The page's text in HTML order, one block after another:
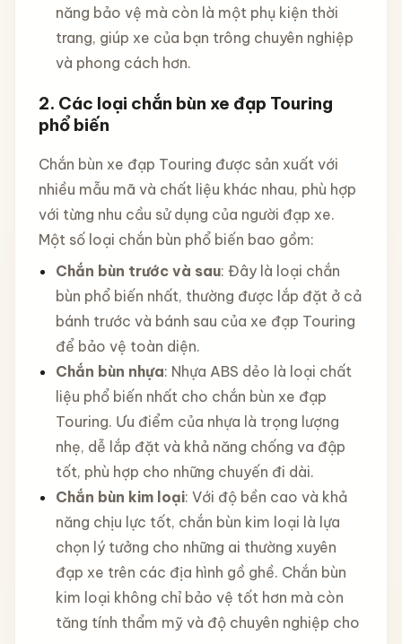
năng bảo vệ mà còn là một phụ kiện thời
trang, giúp xe của bạn trông chuyên nghiệp
và phong cách hơn.
2. Các loại chắn bùn xe đạp Touring
phổ biến
Chắn bùn xe đạp Touring được sản xuất với
nhiều mẫu mã và chất liệu khác nhau, phù hợp
với từng nhu cầu sử dụng của người đạp xe.
Một số loại chắn bùn phổ biến bao gồm:
Chắn bùn trước và sau: Đây là loại chắn
bùn phổ biến nhất, thường được lắp đặt ở cả
bánh trước và bánh sau của xe đạp Touring
để bảo vệ toàn diện.
Chắn bùn nhựa: Nhựa ABS dẻo là loại chất
liệu phổ biến nhất cho chắn bùn xe đạp
Touring. Ưu điểm của nhựa là trọng lượng
nhẹ, dễ lắp đặt và khả năng chống va đập
tốt, phù hợp cho những chuyến đi dài.
Chắn bùn kim loại: Với độ bền cao và khả
năng chịu lực tốt, chắn bùn kim loại là lựa
chọn lý tưởng cho những ai thường xuyên
đạp xe trên các địa hình gồ ghề. Chắn bùn
kim loại không chỉ bảo vệ tốt hơn mà còn
tăng tính thẩm mỹ và độ chuyên nghiệp cho